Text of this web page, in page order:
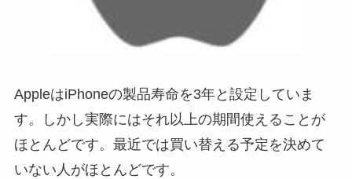
AppleはiPhoneの製品寿命を3年と設定していま
す。しかし実際にはそれ以上の期間使えることが
ほとんどです。最近では買い替える予定を決めて
いない人がほとんどです。